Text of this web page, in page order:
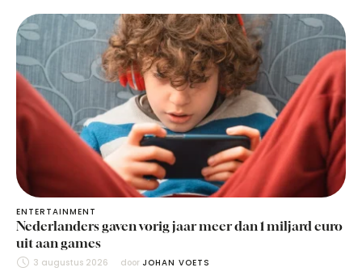
ENTERTAINMENT
Nederlanders gaven vorig jaar meer dan 1 miljard euro
uit aan games
3 augustus 2026 door JOHAN VOETS